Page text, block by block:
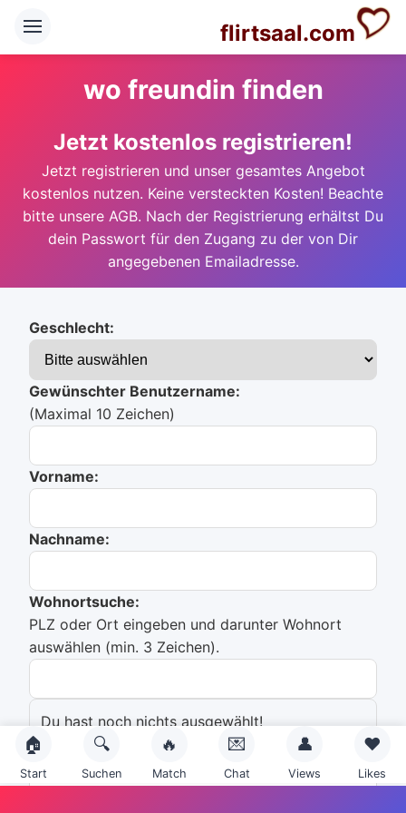
flirtsaal.com
wo freundin finden
Jetzt kostenlos registrieren!
Jetzt registrieren und unser gesamtes Angebot
kostenlos nutzen. Keine versteckten Kosten! Beachte
bitte unsere AGB. Nach der Registrierung erhältst Du
dein Passwort für den Zugang zu der von Dir
angegebenen Emailadresse.
Geschlecht:
Gewünschter Benutzername:
(Maximal 10 Zeichen)
Vorname:
Nachname:
Wohnortsuche:
PLZ oder Ort eingeben und darunter Wohnort
auswählen (min. 3 Zeichen).
Du hast noch nichts ausgewählt!
Emailadresse:
🏠
Start
🔍
Suchen
🔥
Match
💌
Chat
👤
Views
❤️
Likes